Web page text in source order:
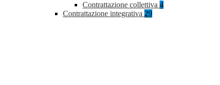
Contrattazione collettiva 4
Contrattazione integrativa 29